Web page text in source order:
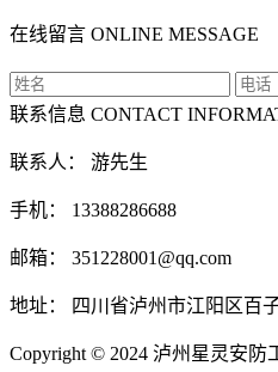
在线留言 ONLINE MESSAGE
联系信息 CONTACT
联系人： 游先生
手机： 13388286688
邮箱： 351228001@qq.com
地址： 四川省泸州市江阳区百
Copyright © 2024 泸州星灵安防